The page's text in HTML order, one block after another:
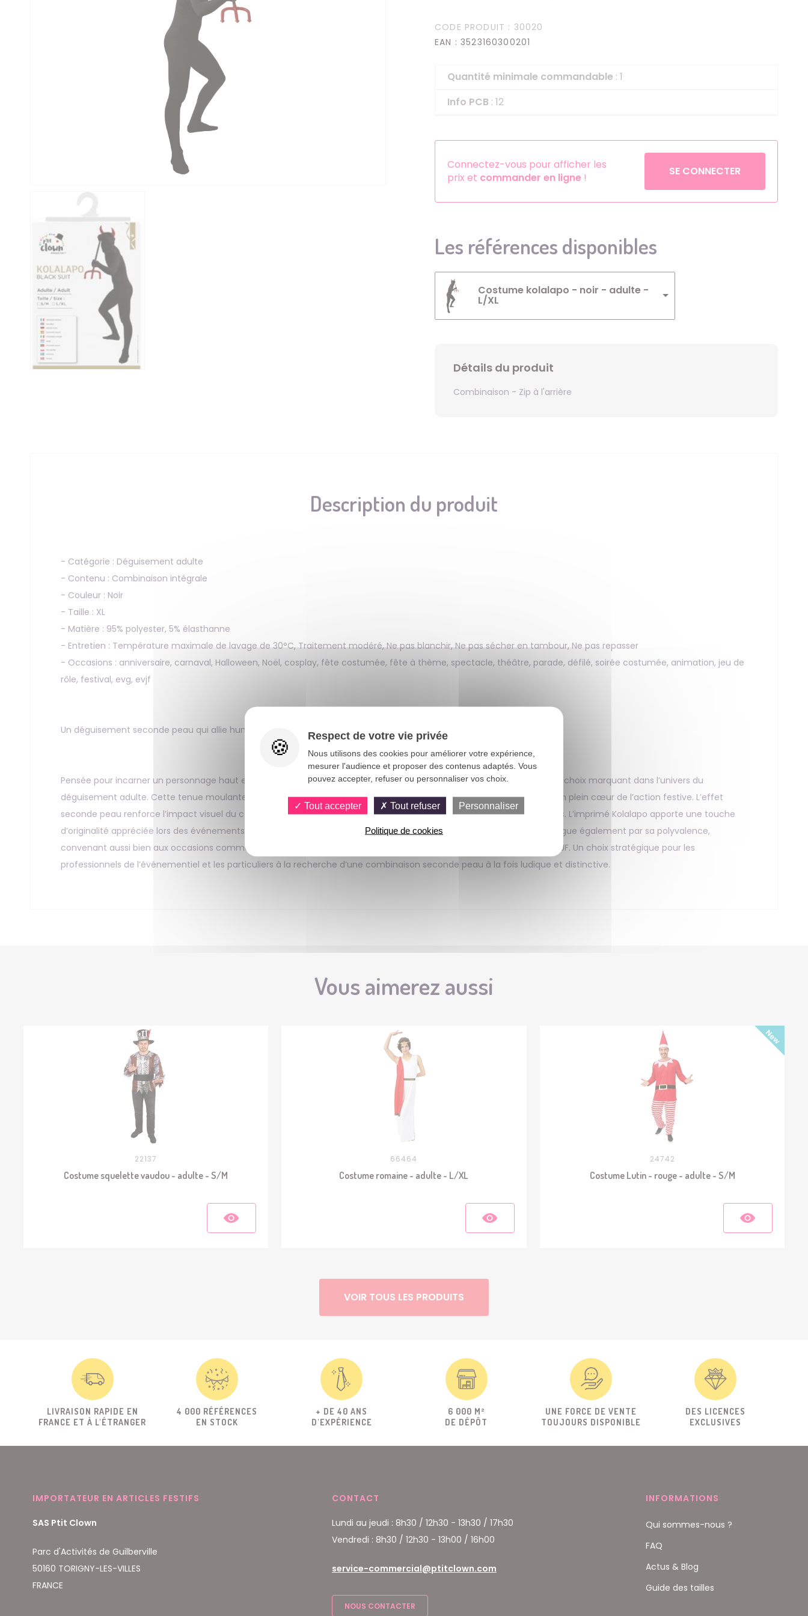
Sets d'accessoires
Petronix Defenders
Pokémon
Robin des Bois
CODE PRODUIT : 30020
EAN : 3523160300201
Quantité minimale commandable : 1
Info PCB : 12
Connectez-vous pour afficher les
prix et commander en ligne ! SE CONNECTER
Les références disponibles
Costume kolalapo - noir - adulte -
L/XL
Détails du produit
Combinaison - Zip à l'arrière
Description du produit
- Catégorie : Déguisement adulte
- Contenu : Combinaison intégrale
- Couleur : Noir
- Taille : XL
- Matière : 95% polyester, 5% élasthanne
- Entretien : Température maximale de lavage de 30°C, Traitement modéré, Ne pas blanchir, Ne pas sécher en tambour, Ne pas repasser
- Occasions : anniversaire, carnaval, Halloween, Noël, cosplay, fête costumée, fête à thème, spectacle, théâtre, parade, défilé, soirée costumée, animation, jeu de
rôle, festival, evg, evjf
Un déguisement seconde peau qui allie humour, originalité et confort !
Pensée pour incarner un personnage haut en couleur, cette combinaison seconde peau Kolalapo s’impose comme un choix marquant dans l’univers du
déguisement adulte. Cette tenue moulante assure une grande liberté de mouvement et un confort optimal, même en plein cœur de l’action festive. L’effet
seconde peau renforce l’impact visuel du costume, idéal pour les spectacles, animations, festivals ou fêtes costumées. L’imprimé Kolalapo apporte une touche
d’originalité appréciée lors des événements à thème, parades ou jeux de rôle. Ce déguisement seconde peau se distingue également par sa polyvalence,
convenant aussi bien aux occasions comme le cosplay ou Halloween qu’aux événements privés tels que les EVG ou EVJF. Un choix stratégique pour les
professionnels de l’événementiel et les particuliers à la recherche d’une combinaison seconde peau à la fois ludique et distinctive.
Vous aimerez aussi
22137
Costume squelette vaudou - adulte - S/M
66464
Costume romaine - adulte - L/XL
24742
Costume Lutin - rouge - adulte - S/M
VOIR TOUS LES PRODUITS
LIVRAISON RAPIDE EN
FRANCE ET À L'ÉTRANGER
4 000 RÉFÉRENCES
EN STOCK
+ DE 40 ANS
D'EXPÉRIENCE
6 000 M²
DE DÉPÔT
UNE FORCE DE VENTE
TOUJOURS DISPONIBLE
DES LICENCES
EXCLUSIVES
IMPORTATEUR EN ARTICLES FESTIFS
SAS Ptit Clown
Parc d'Activités de Guilberville
50160 TORIGNY-LES-VILLES
FRANCE
CONTACT
Lundi au jeudi : 8h30 / 12h30 - 13h30 / 17h30
Vendredi : 8h30 / 12h30 - 13h00 / 16h00
service-commercial@ptitclown.com
NOUS CONTACTER
INFORMATIONS
Qui sommes-nous ?
FAQ
Actus & Blog
Guide des tailles
Respect de votre vie privée
Nous utilisons des cookies pour améliorer votre expérience,
mesurer l'audience et proposer des contenus adaptés. Vous
pouvez accepter, refuser ou personnaliser vos choix.
Tout accepter Tout refuser Personnaliser
Politique de cookies